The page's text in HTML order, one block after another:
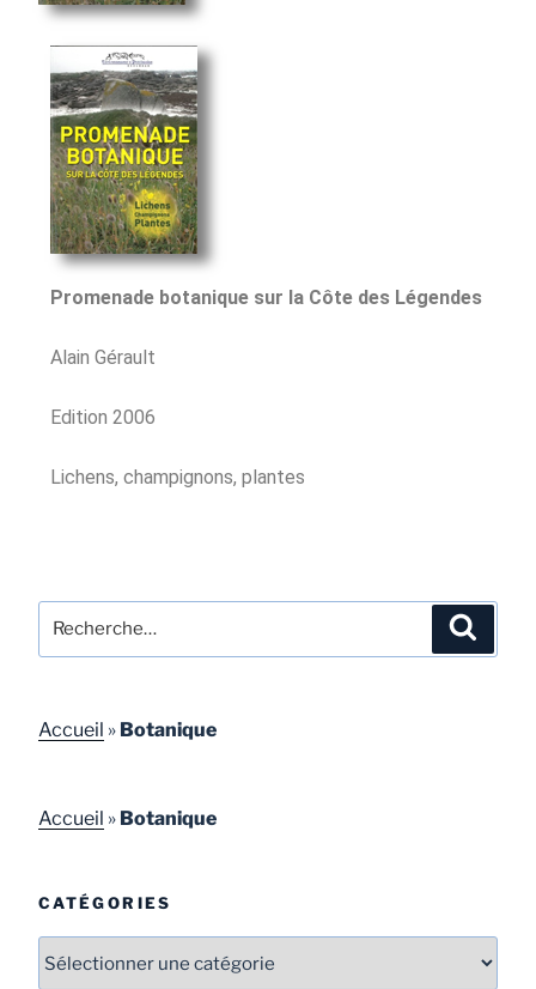
Promenade botanique sur la Côte des Légendes
Alain Gérault
Edition 2006
Lichens, champignons, plantes
Accueil » Botanique
Accueil » Botanique
CATÉGORIES